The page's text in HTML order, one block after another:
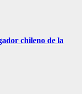
chileno de la